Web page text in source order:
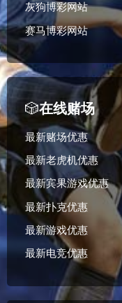
灰狗博彩网站
赛马博彩网站
🎲在线赌场
最新赌场优惠
最新老虎机优惠
最新宾果游戏优惠
最新扑克优惠
最新游戏优惠
最新电竞优惠